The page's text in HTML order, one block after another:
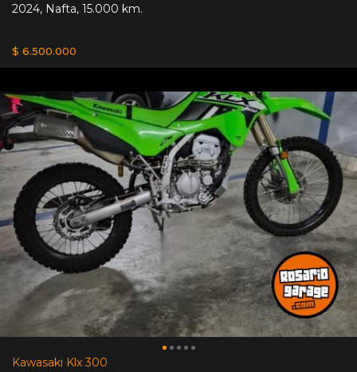
2024, Nafta, 15.000 km.
$ 6.500.000
Kawasaki Klx 300